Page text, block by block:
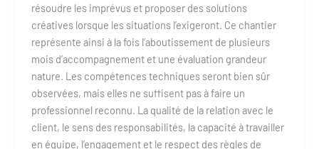
résoudre les imprévus et proposer des solutions
créatives lorsque les situations l’exigeront. Ce chantier
représente ainsi à la fois l’aboutissement de plusieurs
mois d’accompagnement et une évaluation grandeur
nature. Les compétences techniques seront bien sûr
observées, mais elles ne suffisent pas à faire un
professionnel reconnu. La qualité de la relation avec le
client, le sens des responsabilités, la capacité à travailler
en équipe, l’engagement et le respect des règles de